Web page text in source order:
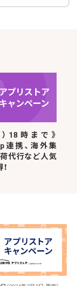
18時まで》
連携、海外集
荷代行など人気